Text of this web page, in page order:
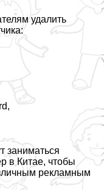
удалить
заниматься
в Китае, чтобы
рекламным